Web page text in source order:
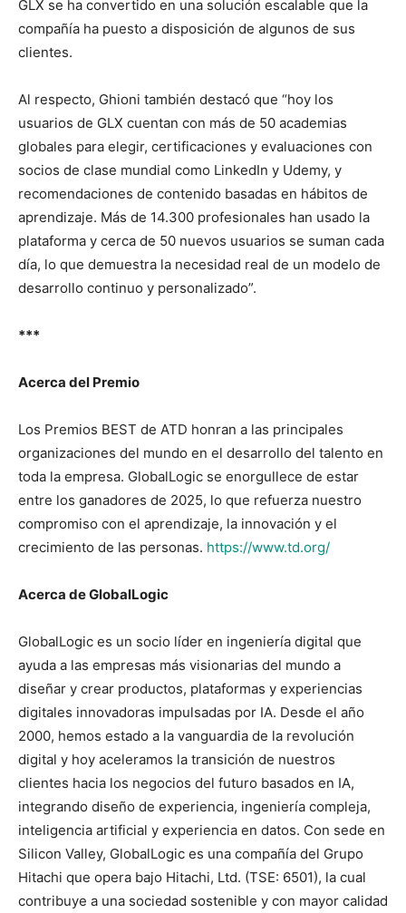
GLX se ha convertido en una solución escalable que la
compañía ha puesto a disposición de algunos de sus
clientes.
Al respecto, Ghioni también destacó que “hoy los
usuarios de GLX cuentan con más de 50 academias
globales para elegir, certificaciones y evaluaciones con
socios de clase mundial como LinkedIn y Udemy, y
recomendaciones de contenido basadas en hábitos de
aprendizaje. Más de 14.300 profesionales han usado la
plataforma y cerca de 50 nuevos usuarios se suman cada
día, lo que demuestra la necesidad real de un modelo de
desarrollo continuo y personalizado”.
***
Acerca del Premio
Los Premios BEST de ATD honran a las principales
organizaciones del mundo en el desarrollo del talento en
toda la empresa. GlobalLogic se enorgullece de estar
entre los ganadores de 2025, lo que refuerza nuestro
compromiso con el aprendizaje, la innovación y el
crecimiento de las personas. https://www.td.org/
Acerca de GlobalLogic
GlobalLogic es un socio líder en ingeniería digital que
ayuda a las empresas más visionarias del mundo a
diseñar y crear productos, plataformas y experiencias
digitales innovadoras impulsadas por IA. Desde el año
2000, hemos estado a la vanguardia de la revolución
digital y hoy aceleramos la transición de nuestros
clientes hacia los negocios del futuro basados en IA,
integrando diseño de experiencia, ingeniería compleja,
inteligencia artificial y experiencia en datos. Con sede en
Silicon Valley, GlobalLogic es una compañía del Grupo
Hitachi que opera bajo Hitachi, Ltd. (TSE: 6501), la cual
contribuye a una sociedad sostenible y con mayor calidad